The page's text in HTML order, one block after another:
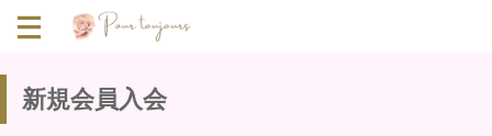
新規会員入会